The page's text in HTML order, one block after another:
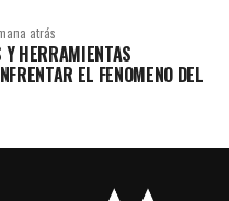
atrás
Y HERRAMIENTAS
EL FENOMENO DEL